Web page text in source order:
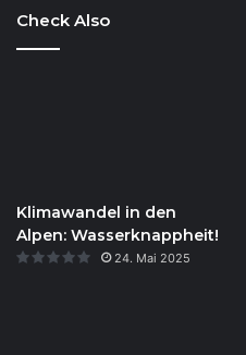
Check Also
Klimawandel in den
Alpen: Wasserknappheit!
24. Mai 2025